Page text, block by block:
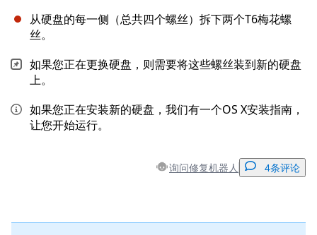
从硬盘的每一侧（总共四个螺丝）拆下两个T6梅花螺
丝。
如果您正在更换硬盘，则需要将这些螺丝装到新的硬盘
上。
如果您正在安装新的硬盘，我们有一个OS X安装指南，
让您开始运行。
询问修复机器人 4条评论